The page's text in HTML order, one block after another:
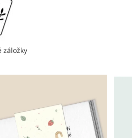
záložky